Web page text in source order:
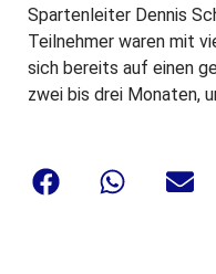
Spartenleiter Dennis
Teilnehmer waren mit
sich bereits auf einen
zwei bis drei Monaten,